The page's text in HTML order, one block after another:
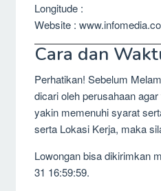
Longitude :
Website :
Cara dan
Perhatikan! Sebelum
dicari oleh perusahaan
yakin memenuhi syarat
serta Lokasi Kerja, maka
Lowongan bisa dikirimkan
31 16:59:59.